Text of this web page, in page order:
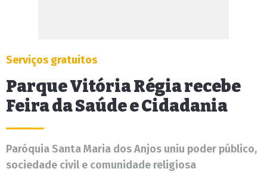
Serviços gratuitos
Parque Vitória Régia recebe
Feira da Saúde e Cidadania
Paróquia Santa Maria dos Anjos uniu poder público,
sociedade civil e comunidade religiosa